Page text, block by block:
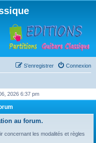
Connexion
S’enregistrer
2026 6:37 pm
au forum.
concernant les modalités et règles